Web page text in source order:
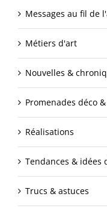
Messages au fil de
Métiers d'art
Nouvelles &
Promenades déco
Réalisations
Tendances & idées
Trucs & astuces